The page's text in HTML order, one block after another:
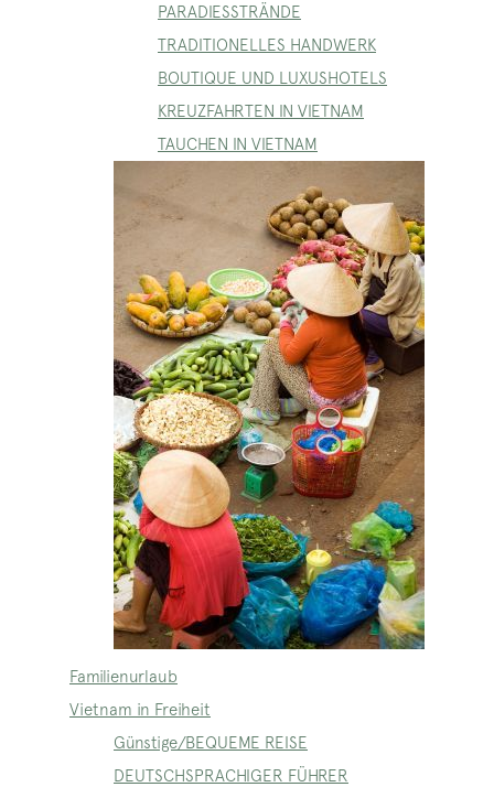
PARADIESSTRÄNDE
TRADITIONELLES HANDWERK
BOUTIQUE UND LUXUSHOTELS
KREUZFAHRTEN IN VIETNAM
TAUCHEN IN VIETNAM
Familienurlaub
Vietnam in Freiheit
Günstige/BEQUEME REISE
DEUTSCHSPRACHIGER FÜHRER